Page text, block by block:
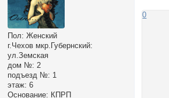
Пол: Женский
г.Чехов мкр.Губернский:
ул.Земская
дом №: 2
подъезд №: 1
этаж: 6
Основание: КПРП
0